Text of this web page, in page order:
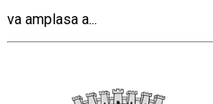
va amplasa a...